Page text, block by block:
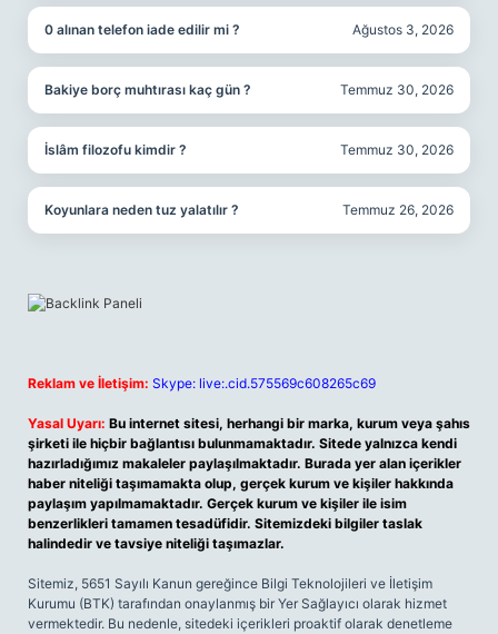
0 alınan telefon iade edilir mi ? Ağustos 3, 2026
Bakiye borç muhtırası kaç gün ? Temmuz 30, 2026
İslâm filozofu kimdir ? Temmuz 30, 2026
Koyunlara neden tuz yalatılır ? Temmuz 26, 2026
Reklam ve İletişim: Skype: live:.cid.575569c608265c69
Yasal Uyarı: Bu internet sitesi, herhangi bir marka, kurum veya şahıs
şirketi ile hiçbir bağlantısı bulunmamaktadır. Sitede yalnızca kendi
hazırladığımız makaleler paylaşılmaktadır. Burada yer alan içerikler
haber niteliği taşımamakta olup, gerçek kurum ve kişiler hakkında
paylaşım yapılmamaktadır. Gerçek kurum ve kişiler ile isim
benzerlikleri tamamen tesadüfidir. Sitemizdeki bilgiler taslak
halindedir ve tavsiye niteliği taşımazlar.
Sitemiz, 5651 Sayılı Kanun gereğince Bilgi Teknolojileri ve İletişim
Kurumu (BTK) tarafından onaylanmış bir Yer Sağlayıcı olarak hizmet
vermektedir. Bu nedenle, sitedeki içerikleri proaktif olarak denetleme